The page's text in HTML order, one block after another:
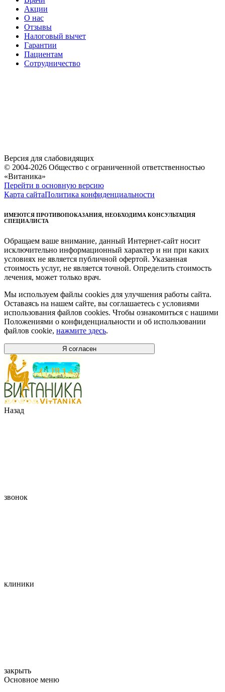
Акции
О нас
Отзывы
Налоговый вычет
Гарантии
Пациентам
Сотрудничество
Версия для слабовидящих
© 2004-2026 Общество с ограниченной ответственностью
«Витаника»
Перейти в основную версию
Карта сайтаПолитика конфиденциальности
ИМЕЮТСЯ ПРОТИВОПОКАЗАНИЯ, НЕОБХОДИМА КОНСУЛЬТАЦИЯ
СПЕЦИАЛИСТА
Обращаем ваше внимание, данный Интернет-сайт носит
исключительно информационный характер и ни при каких
условиях не является публичной офертой. Указанная
стоимость услуг, не является точной. Определить стоимость
лечения, может только врач.
Мы используем файлы cookies для улучшения работы сайта.
Оставаясь на нашем сайте, вы соглашаетесь с условиями
использования файлов cookies. Чтобы ознакомиться с нашими
Положениями о конфиденциальности и об использовании
файлов cookie, нажмите здесь.
Я согласен
Назад
звонок
клиники
закрыть
Основное меню